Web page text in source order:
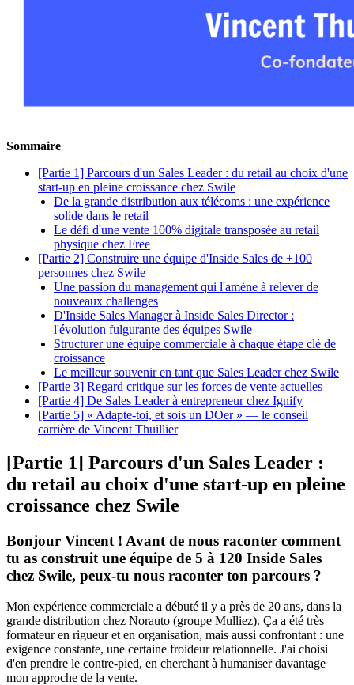
Sommaire
[Partie 1] Parcours d'un Sales Leader : du retail au choix d'une
start-up en pleine croissance chez Swile
De la grande distribution aux télécoms : une expérience
solide dans le retail
Le défi d'une vente 100% digitale transposée au retail
physique chez Free
[Partie 2] Construire une équipe d'Inside Sales de +100
personnes chez Swile
Une passion du management qui l'amène à relever de
nouveaux challenges
D'Inside Sales Manager à Inside Sales Director :
l'évolution fulgurante des équipes Swile
Structurer une équipe commerciale à chaque étape clé de
croissance
Le meilleur souvenir en tant que Sales Leader chez Swile
[Partie 3] Regard critique sur les forces de vente actuelles
[Partie 4] De Sales Leader à entrepreneur chez Ignify
[Partie 5] « Adapte-toi, et sois un DOer » — le conseil
carrière de Vincent Thuillier
[Partie 1] Parcours d'un Sales Leader :
du retail au choix d'une start-up en pleine
croissance chez Swile
Bonjour Vincent ! Avant de nous raconter comment
tu as construit une équipe de 5 à 120 Inside Sales
chez Swile, peux-tu nous raconter ton parcours ?
Mon expérience commerciale a débuté il y a près de 20 ans, dans la
grande distribution chez Norauto (groupe Mulliez). Ça a été très
formateur en rigueur et en organisation, mais aussi confrontant : une
exigence constante, une certaine froideur relationnelle. J'ai choisi
d'en prendre le contre-pied, en cherchant à humaniser davantage
mon approche de la vente.